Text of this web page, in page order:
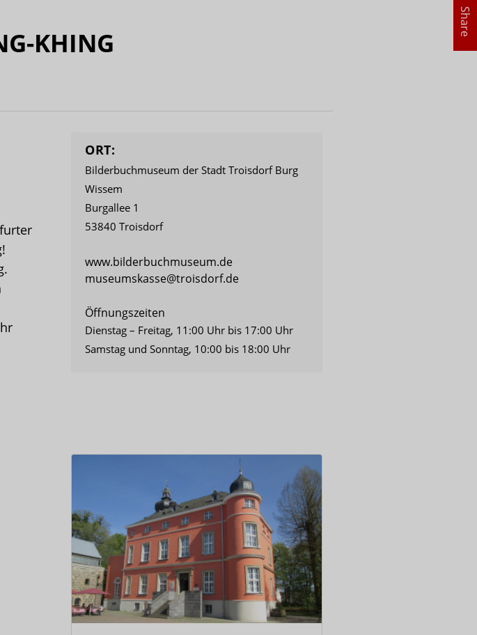
KHING
ORT:
Bilderbuchmuseum der Stadt Troisdorf Burg
Wissem
Burgallee 1
53840 Troisdorf
www.bilderbuchmuseum.de
museumskasse@troisdorf.de
Öffnungszeiten
Dienstag – Freitag, 11:00 Uhr bis 17:00 Uhr
Samstag und Sonntag, 10:00 bis 18:00 Uhr
Share